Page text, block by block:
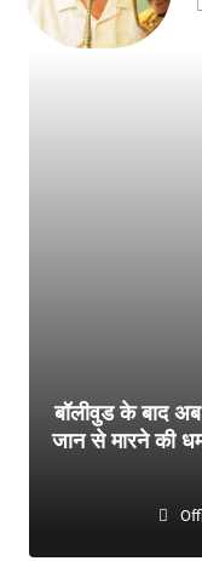
बॉलीवुड के बाद
जान से मारने की